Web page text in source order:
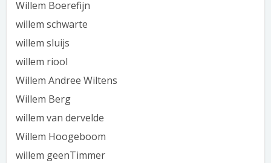
Willem Boerefijn
willem schwarte
willem sluijs
willem riool
Willem Andree Wiltens
Willem Berg
willem van dervelde
Willem Hoogeboom
willem geenTimmer